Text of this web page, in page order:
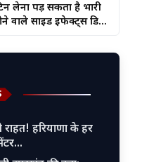
लेना पड़ सकता है भारी
वाले साइड इफेक्ट्स डि...
राहत! हरियाणा के हर